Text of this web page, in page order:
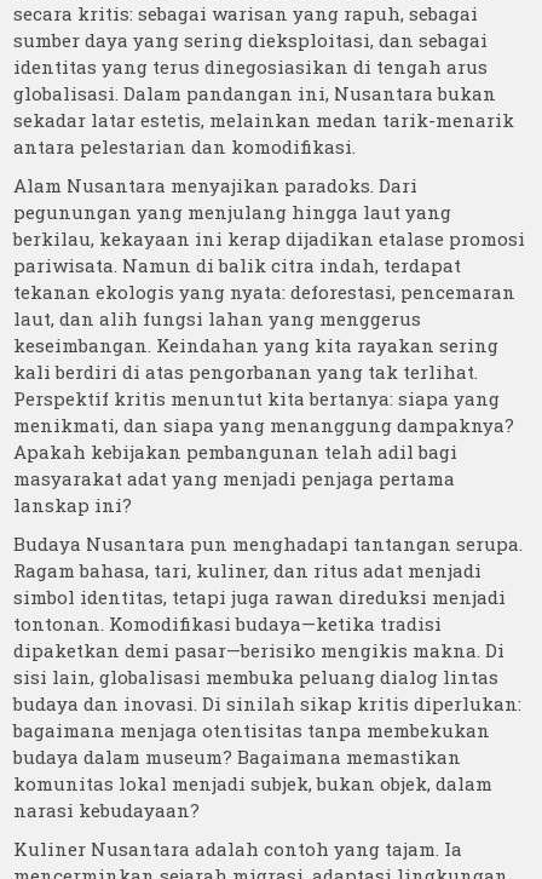
secara kritis: sebagai warisan yang rapuh, sebagai
sumber daya yang sering dieksploitasi, dan sebagai
identitas yang terus dinegosiasikan di tengah arus
globalisasi. Dalam pandangan ini, Nusantara bukan
sekadar latar estetis, melainkan medan tarik-menarik
antara pelestarian dan komodifikasi.
Alam Nusantara menyajikan paradoks. Dari
pegunungan yang menjulang hingga laut yang
berkilau, kekayaan ini kerap dijadikan etalase promosi
pariwisata. Namun di balik citra indah, terdapat
tekanan ekologis yang nyata: deforestasi, pencemaran
laut, dan alih fungsi lahan yang menggerus
keseimbangan. Keindahan yang kita rayakan sering
kali berdiri di atas pengorbanan yang tak terlihat.
Perspektif kritis menuntut kita bertanya: siapa yang
menikmati, dan siapa yang menanggung dampaknya?
Apakah kebijakan pembangunan telah adil bagi
masyarakat adat yang menjadi penjaga pertama
lanskap ini?
Budaya Nusantara pun menghadapi tantangan serupa.
Ragam bahasa, tari, kuliner, dan ritus adat menjadi
simbol identitas, tetapi juga rawan direduksi menjadi
tontonan. Komodifikasi budaya—ketika tradisi
dipaketkan demi pasar—berisiko mengikis makna. Di
sisi lain, globalisasi membuka peluang dialog lintas
budaya dan inovasi. Di sinilah sikap kritis diperlukan:
bagaimana menjaga otentisitas tanpa membekukan
budaya dalam museum? Bagaimana memastikan
komunitas lokal menjadi subjek, bukan objek, dalam
narasi kebudayaan?
Kuliner Nusantara adalah contoh yang tajam. Ia